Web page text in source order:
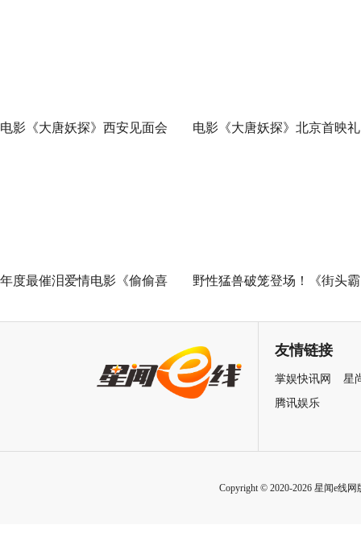
电影《大唐妖探》西安见面会 电影《大唐妖探》北京首映礼
年度最催泪爱情电影《偷偷喜 野性猛兽破笼登场！《街头霸
单人预告释出 杰森·莫玛回旋
招式炸裂
友情链接
掌娱快讯网
星
腾讯娱乐
Copyright © 2020-2026 星闻e线